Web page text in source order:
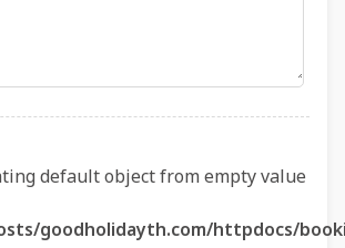
default object from empty value
goodholidayth.com/httpdocs/